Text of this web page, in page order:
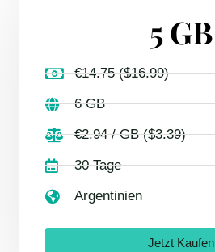
5 GB
€14.75 ($16.99)
6 GB
€2.94 / GB ($3.39)
30 Tage
Argentinien
Jetzt Kaufen